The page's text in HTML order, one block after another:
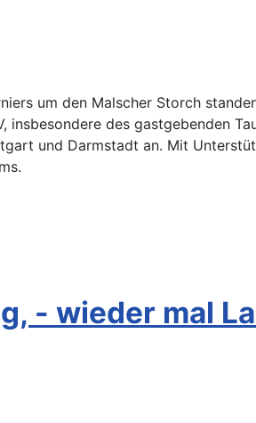
um den Malscher Storch
insbesondere des gastgebenden
und Darmstadt an. Mit
- wieder mal